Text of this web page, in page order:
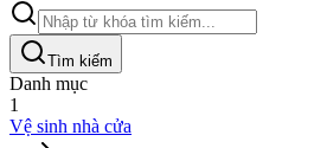
Tìm kiếm
Danh mục
1
Vệ sinh nhà cửa